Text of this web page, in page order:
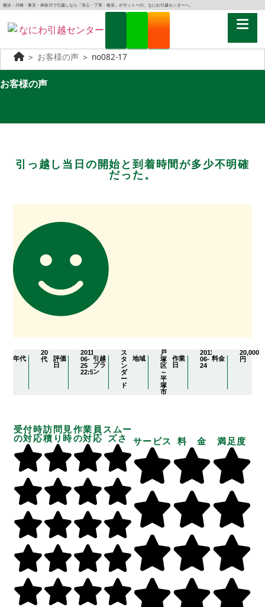
横浜・川崎・東京・神奈川で引越しなら「安心・丁寧・格安」がモットーの、なにわ引越センターへ。
＞ お客様の声 ＞ no082-17
お客様の声
引っ越し当日の開始と到着時間が多少不明確
だった。
年代
20
代
評価
日
2011-
06-
25
22:57:38
引越
プラ
ン
ス
タ
ン
ダ
ー
ド
地域
戸
塚
区
～
平
塚
市
作業
日
2011-
06-
24
料金
20,000
円
受付時
の対応
訪問見
積り時
作業員
の対応
スムー
ズさ
サービス 料 金 満足度